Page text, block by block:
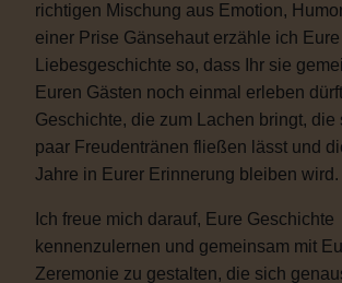
richtigen Mischung aus Emotion,
einer Prise Gänsehaut erzähle ich Eure
Liebesgeschichte so, dass Ihr sie
Euren Gästen noch einmal erleben
Geschichte, die zum Lachen bringt, die
paar Freudentränen fließen lässt und
Jahre in Eurer Erinnerung bleiben wird.
Ich freue mich darauf, Eure Geschichte
kennenzulernen und gemeinsam mit
Zeremonie zu gestalten, die sich